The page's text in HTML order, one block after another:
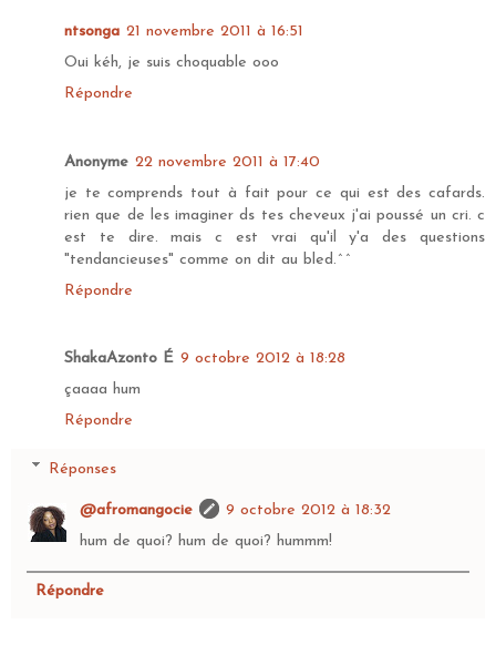
ntsonga 21 novembre 2011 à 16:51
Oui kéh, je suis choquable ooo
Répondre
Anonyme 22 novembre 2011 à 17:40
je te comprends tout à fait pour ce qui est des cafards.
rien que de les imaginer ds tes cheveux j'ai poussé un cri. c
est te dire. mais c est vrai qu'il y'a des questions
"tendancieuses" comme on dit au bled.^^
Répondre
ShakaAzonto É 9 octobre 2012 à 18:28
çaaaa hum
Répondre
Réponses
@afromangocie
9 octobre 2012 à 18:32
hum de quoi? hum de quoi? hummm!
Répondre